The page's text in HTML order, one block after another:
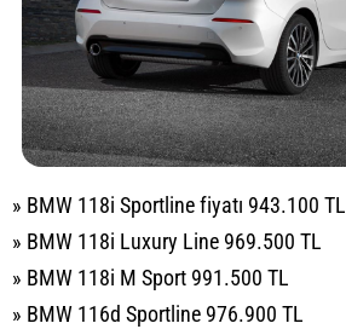
» BMW 118i Sportline fiyatı 943.100 TL
» BMW 118i Luxury Line 969.500 TL
» BMW 118i M Sport 991.500 TL
» BMW 116d Sportline 976.900 TL